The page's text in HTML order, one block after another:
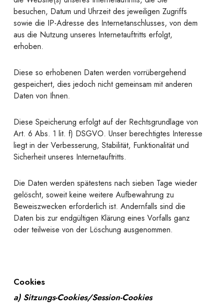
besuchen, Datum und Uhrzeit des jeweiligen Zugriffs
sowie die IP-Adresse des Internetanschlusses, von dem
aus die Nutzung unseres Internetauftritts erfolgt,
erhoben.
Diese so erhobenen Daten werden vorrübergehend
gespeichert, dies jedoch nicht gemeinsam mit anderen
Daten von Ihnen.
Diese Speicherung erfolgt auf der Rechtsgrundlage von
Art. 6 Abs. 1 lit. f) DSGVO. Unser berechtigtes Interesse
liegt in der Verbesserung, Stabilität, Funktionalität und
Sicherheit unseres Internetauftritts.
Die Daten werden spätestens nach sieben Tage wieder
gelöscht, soweit keine weitere Aufbewahrung zu
Beweiszwecken erforderlich ist. Andernfalls sind die
Daten bis zur endgültigen Klärung eines Vorfalls ganz
oder teilweise von der Löschung ausgenommen.
Cookies
a) Sitzungs-Cookies/Session-Cookies